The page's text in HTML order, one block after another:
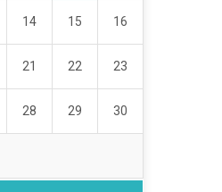
14 15 16
21 22 23
28 29 30